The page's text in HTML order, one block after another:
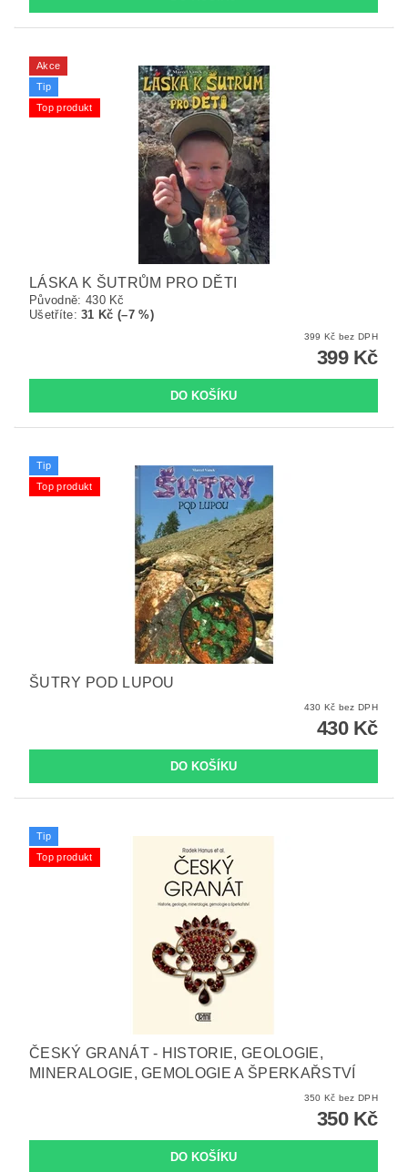
Akce
Tip
Top produkt
LÁSKA K ŠUTRŮM PRO DĚTI
Původně: 430 Kč
Ušetříte:31 Kč (–7 %)
399 Kč bez DPH
399 Kč
Tip
Top produkt
ŠUTRY POD LUPOU
430 Kč bez DPH
430 Kč
Tip
Top produkt
ČESKÝ GRANÁT - HISTORIE, GEOLOGIE,
MINERALOGIE, GEMOLOGIE A ŠPERKAŘSTVÍ
350 Kč bez DPH
350 Kč